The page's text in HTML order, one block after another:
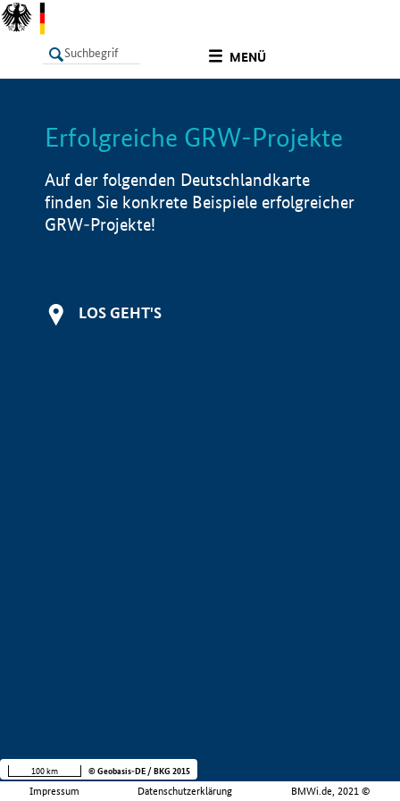
MENÜ
LISTE Info
Erfolgreiche GRW-Projekte
Auf der folgenden Deutschlandkarte
finden Sie konkrete Beispiele erfolgreicher
GRW-Projekte!
LOS GEHT'S
Impressum Datenschutzerklärung BMWi.de, 2021 ©
100 km © Geobasis-DE / BKG 2015